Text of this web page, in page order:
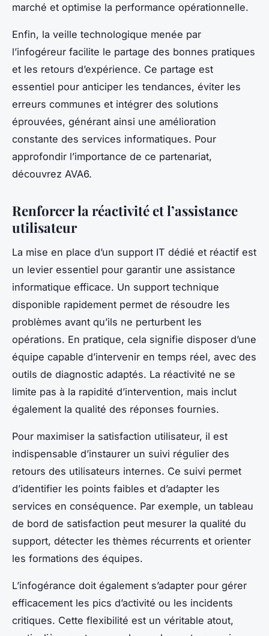
marché et optimise la performance opérationnelle.
Enfin, la veille technologique menée par
l’infogéreur facilite le partage des bonnes pratiques
et les retours d’expérience. Ce partage est
essentiel pour anticiper les tendances, éviter les
erreurs communes et intégrer des solutions
éprouvées, générant ainsi une amélioration
constante des services informatiques. Pour
approfondir l’importance de ce partenariat,
découvrez AVA6.
Renforcer la réactivité et l’assistance
utilisateur
La mise en place d’un support IT dédié et réactif est
un levier essentiel pour garantir une assistance
informatique efficace. Un support technique
disponible rapidement permet de résoudre les
problèmes avant qu’ils ne perturbent les
opérations. En pratique, cela signifie disposer d’une
équipe capable d’intervenir en temps réel, avec des
outils de diagnostic adaptés. La réactivité ne se
limite pas à la rapidité d’intervention, mais inclut
également la qualité des réponses fournies.
Pour maximiser la satisfaction utilisateur, il est
indispensable d’instaurer un suivi régulier des
retours des utilisateurs internes. Ce suivi permet
d’identifier les points faibles et d’adapter les
services en conséquence. Par exemple, un tableau
de bord de satisfaction peut mesurer la qualité du
support, détecter les thèmes récurrents et orienter
les formations des équipes.
L’infogérance doit également s’adapter pour gérer
efficacement les pics d’activité ou les incidents
critiques. Cette flexibilité est un véritable atout,